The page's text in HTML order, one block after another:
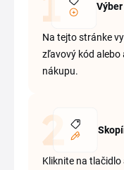
Na tejto stránke
zľavový kód alebo
nákupu.
Kliknite na